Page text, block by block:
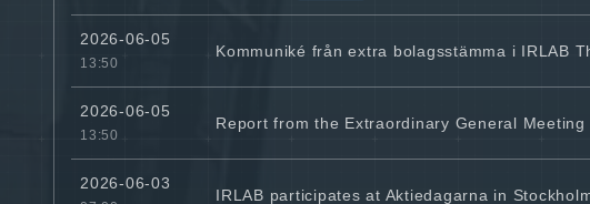
2026-06-05
13:50
Kommuniké från extra bolagsstämma i IRLAB
2026-06-05
13:50
Report from the Extraordinary General
2026-06-03
IRLAB participates at Aktiedagarna in